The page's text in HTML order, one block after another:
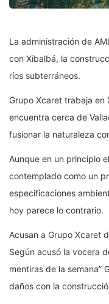
La administración de
con Xibalbá, la
ríos subterráneos.
Grupo Xcaret trabaja
encuentra cerca de
fusionar la naturaleza
Aunque en un principio
contemplado como un
especificaciones
hoy parece lo contrario.
Acusan a Grupo Xcaret
Según acusó la vocera
mentiras de la semana”
daños con la